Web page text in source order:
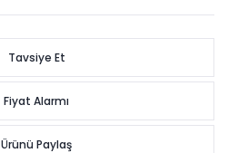
Tavsiye Et
Fiyat Alarmı
Ürünü Paylaş